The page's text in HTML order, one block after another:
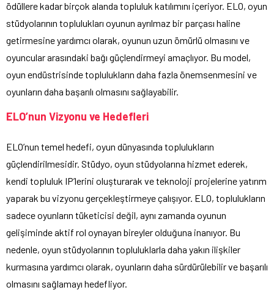
ödüllere kadar birçok alanda topluluk katılımını içeriyor. ELO, oyun
stüdyolarının toplulukları oyunun ayrılmaz bir parçası haline
getirmesine yardımcı olarak, oyunun uzun ömürlü olmasını ve
oyuncular arasındaki bağı güçlendirmeyi amaçlıyor. Bu model,
oyun endüstrisinde toplulukların daha fazla önemsenmesini ve
oyunların daha başarılı olmasını sağlayabilir.
ELO’nun Vizyonu ve Hedefleri
ELO’nun temel hedefi, oyun dünyasında toplulukların
güçlendirilmesidir. Stüdyo, oyun stüdyolarına hizmet ederek,
kendi topluluk IP’lerini oluşturarak ve teknoloji projelerine yatırım
yaparak bu vizyonu gerçekleştirmeye çalışıyor. ELO, toplulukların
sadece oyunların tüketicisi değil, aynı zamanda oyunun
gelişiminde aktif rol oynayan bireyler olduğuna inanıyor. Bu
nedenle, oyun stüdyolarının topluluklarla daha yakın ilişkiler
kurmasına yardımcı olarak, oyunların daha sürdürülebilir ve başarılı
olmasını sağlamayı hedefliyor.